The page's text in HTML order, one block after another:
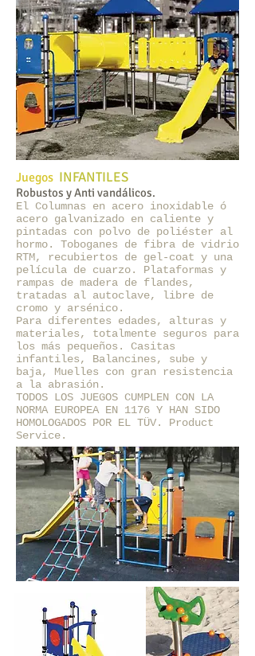
Juegos INFANTILES
Robustos y Anti vandálicos.
El Columnas en acero inoxidable ó
acero galvanizado en caliente y
pintadas con polvo de poliéster al
hormo. Toboganes de fibra de vidrio
RTM, recubiertos de gel-coat y una
película de cuarzo. Plataformas y
rampas de madera de flandes,
tratadas al autoclave, libre de
cromo y arsénico.
Para diferentes edades, alturas y
materiales, totalmente seguros para
los más pequeños. Casitas
infantiles, Balancines, sube y
baja, Muelles con gran resistencia
a la abrasión.
TODOS LOS JUEGOS CUMPLEN CON LA
NORMA EUROPEA EN 1176 Y HAN SIDO
HOMOLOGADOS POR EL TÜV. Product
Service.